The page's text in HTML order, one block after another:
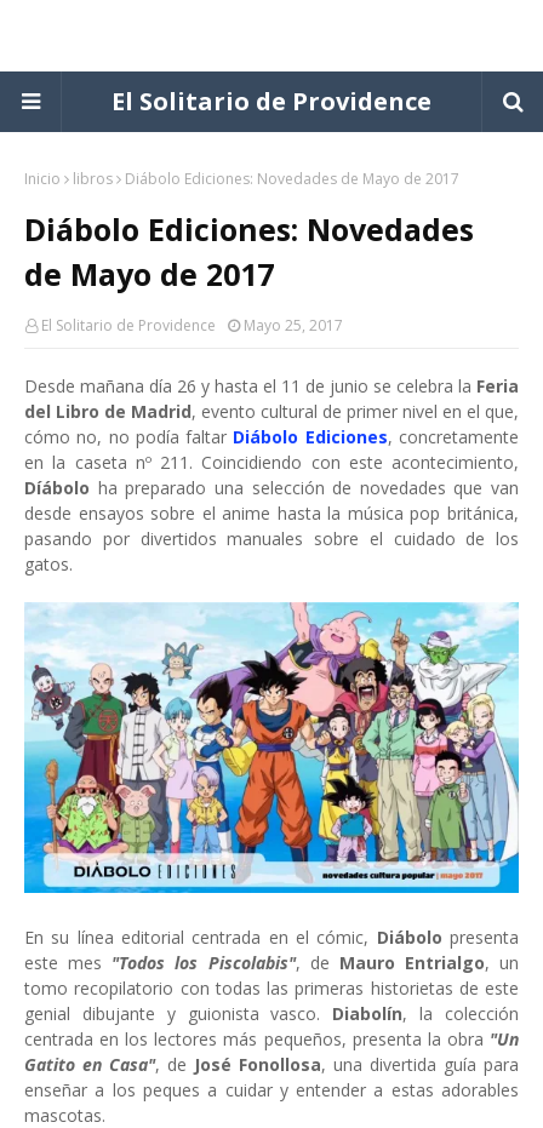
El Solitario de Providence
Inicio libros Diábolo Ediciones: Novedades de Mayo de 2017
Diábolo Ediciones: Novedades
de Mayo de 2017
El Solitario de Providence Mayo 25, 2017
Desde mañana día 26 y hasta el 11 de junio se celebra la Feria
del Libro de Madrid, evento cultural de primer nivel en el que,
cómo no, no podía faltar Diábolo Ediciones, concretamente
en la caseta nº 211. Coincidiendo con este acontecimiento,
Díábolo ha preparado una selección de novedades que van
desde ensayos sobre el anime hasta la música pop británica,
pasando por divertidos manuales sobre el cuidado de los
gatos.
En su línea editorial centrada en el cómic, Diábolopresenta
este mes "Todos los Piscolabis", de Mauro Entrialgo, un
tomo recopilatorio con todas las primeras historietas de este
genial dibujante y guionista vasco. Diabolín, la colección
centrada en los lectores más pequeños, presenta la obra "Un
Gatito en Casa", de José Fonollosa, una divertida guía para
enseñar a los peques a cuidar y entender a estas adorables
mascotas.